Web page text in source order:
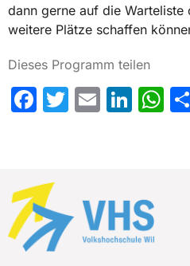
dann gerne auf die
weitere Plätze schaffen
Dieses Programm teilen
Facebook
Twitter
Email